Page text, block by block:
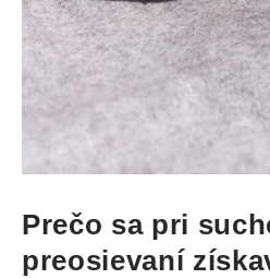
Prečo sa pri
preosievaní